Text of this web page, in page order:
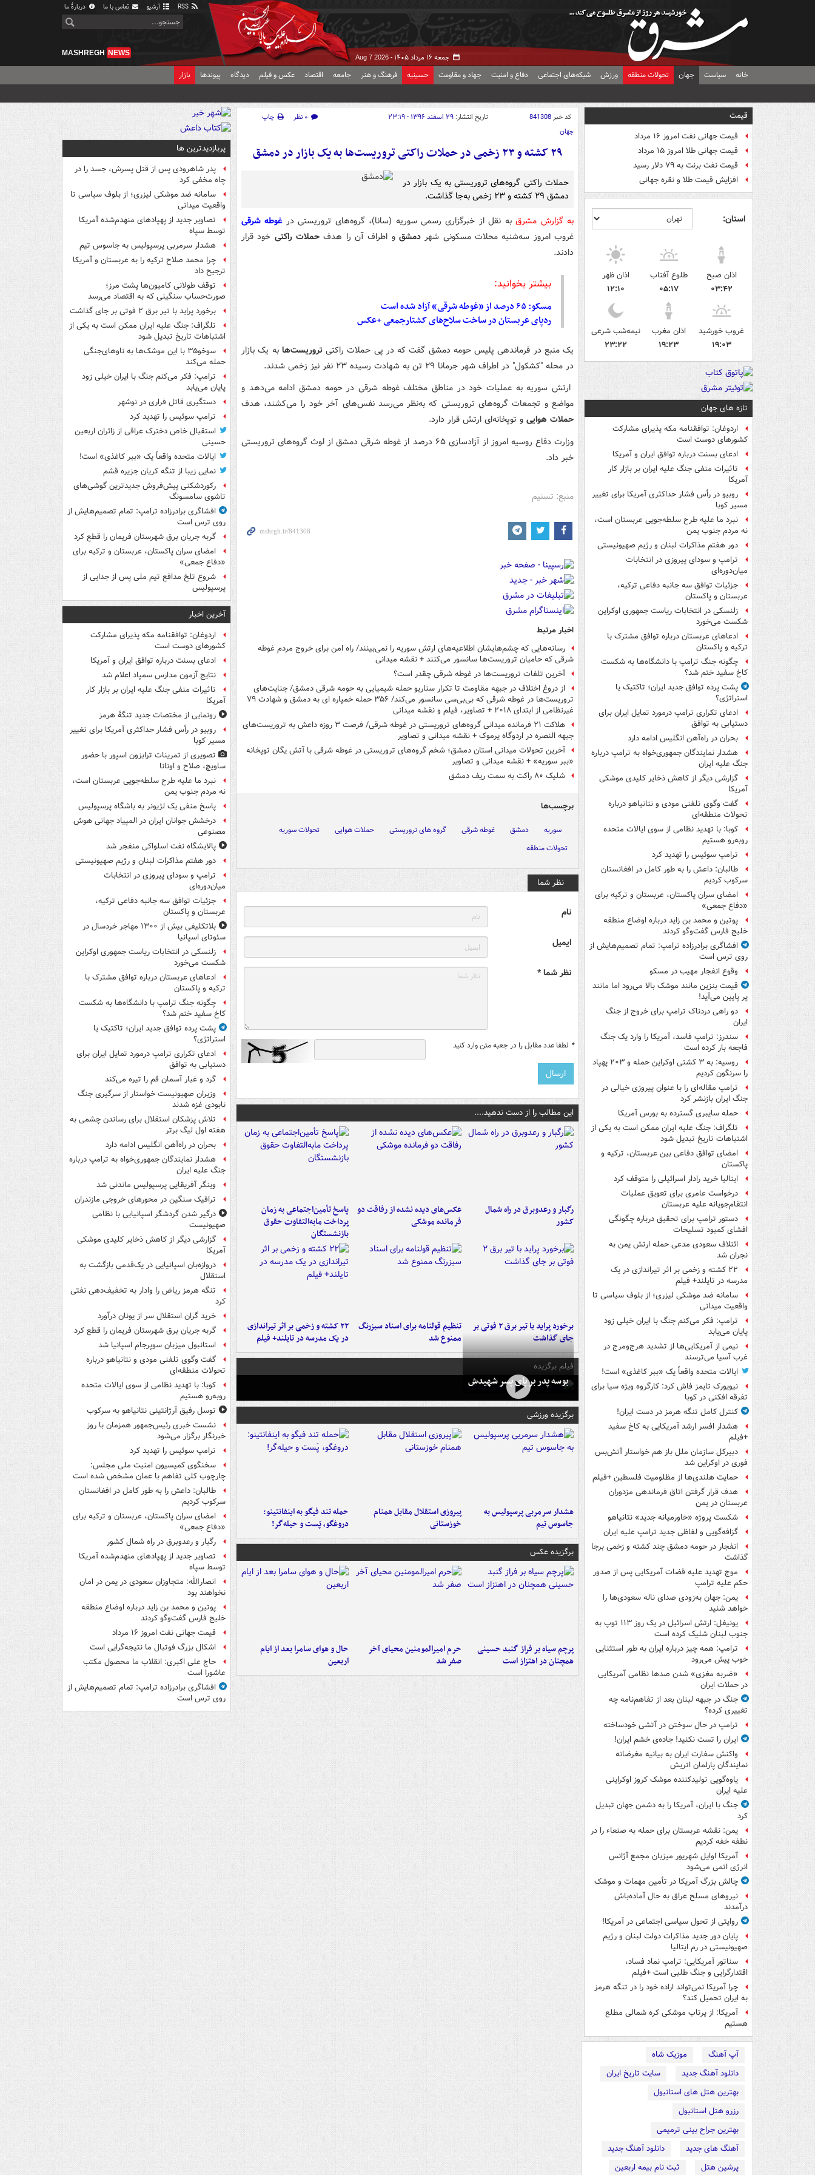
آرشیو تماس با ما دربارهٔ ما
جمعه ۱۶ مرداد ۱۴۰۵ - Aug 7 2026
MASHREGH NEWS
خانه سیاست جهان تحولات منطقه ورزش شبکه‌های اجتماعی دفاع و امنیت جهاد و مقاومت حسینیه فرهنگ و هنر جامعه اقتصاد عکس و فیلم دیدگاه پیوندها بازار
قیمت
قیمت جهانی نفت امروز ۱۶ مرداد
قیمت جهانی طلا امروز ۱۵ مرداد
قیمت نفت برنت به ۷۹ دلار رسید
افزایش قیمت طلا و نقره جهانی
استان:
اذان صبح
۰۳:۴۲
طلوع آفتاب
۰۵:۱۷
اذان ظهر
۱۲:۱۰
غروب خورشید
۱۹:۰۳
اذان مغرب
۱۹:۲۳
نیمه‌شب شرعی
۲۳:۲۲
تازه های جهان
اردوغان: توافقنامه مکه پذیرای مشارکت
کشورهای دوست است
ادعای بسنت درباره توافق ایران و آمریکا
تاثیرات منفی جنگ علیه ایران بر بازار کار
آمریکا
روبیو در رأس فشار حداکثری آمریکا برای تغییر
مسیر کوبا
نبرد ما علیه طرح سلطه‌جویی عربستان است،
نه مردم جنوب یمن
دور هفتم مذاکرات لبنان و رژیم صهیونیستی
ترامپ و سودای پیروزی در انتخابات
میان‌دوره‌ای
جزئیات توافق سه جانبه دفاعی ترکیه،
عربستان و پاکستان
زلنسکی در انتخابات ریاست جمهوری اوکراین
شکست می‌خورد
ادعاهای عربستان درباره توافق مشترک با
ترکیه و پاکستان
چگونه جنگ ترامپ با دانشگاه‌ها به شکست
کاخ سفید ختم شد؟
پشت پرده توافق جدید ایران؛ تاکتیک یا
استراتژی؟
ادعای تکراری ترامپ درمورد تمایل ایران برای
دستیابی به توافق
بحران در راه‌آهن انگلیس ادامه دارد
هشدار نمایندگان جمهوری‌خواه به ترامپ درباره
جنگ علیه ایران
گزارشی دیگر از کاهش ذخایر کلیدی موشکی
آمریکا
گفت وگوی تلفنی مودی و نتانیاهو درباره
تحولات منطقه‌ای
کوبا: با تهدید نظامی از سوی ایالات متحده
روبه‌رو هستیم
ترامپ سوئیس را تهدید کرد
طالبان: داعش را به طور کامل در افغانستان
سرکوب کردیم
امضای سران پاکستان، عربستان و ترکیه برای
«دفاع جمعی»
پوتین و محمد بن زاید درباره اوضاع منطقه
خلیج فارس گفت‌وگو کردند
افشاگری برادرزاده ترامپ: تمام تصمیم‌هایش از
روی ترس است
وقوع انفجار مهیب در مسکو
قیمت بنزین مانند موشک بالا می‌رود اما مانند
پر پایین می‌آید!
دو راهی دردناک ترامپ برای خروج از جنگ
ایران
سندرز: ترامپ فاسد، آمریکا را وارد یک جنگ
فاجعه بار کرده است
روسیه: به ۳ کشتی اوکراین حمله و ۲۰۳ پهپاد
را سرنگون کردیم
ترامپ مقاله‌ای را با عنوان پیروزی خیالی در
جنگ ایران بازنشر کرد
حمله سایبری گسترده به بورس آمریکا
تلگراف: جنگ علیه ایران ممکن است به یکی از
اشتباهات تاریخ تبدیل شود
امضای توافق دفاعی بین عربستان، ترکیه و
پاکستان
ایتالیا خرید رادار اسرائیلی را متوقف کرد
درخواست عامری برای تعویق عملیات
انتقام‌جویانه علیه عربستان
دستور ترامپ برای تحقیق درباره چگونگی
افشای کمبود تسلیحات
ائتلاف سعودی مدعی حمله ارتش یمن به
نجران شد
۲۲ کشته و زخمی بر اثر تیراندازی در یک
مدرسه در تایلند+ فیلم
سامانه ضد موشکی لیزری؛ از بلوف سیاسی تا
واقعیت میدانی
ترامپ: فکر می‌کنم جنگ با ایران خیلی زود
پایان می‌یابد
نیمی از آمریکایی‌ها از تشدید هرج‌ومرج در
غرب آسیا می‌ترسند
ایالات متحده واقعاً یک «ببر کاغذی» است!
نیویورک تایمز فاش کرد: کارگروه ویژه سیا برای
تفرقه افکنی در کوبا
کنترل کامل تنگه هرمز در دست ایران!
هشدار افسر ارشد آمریکایی به کاخ سفید
+فیلم
دبیرکل سازمان ملل باز هم خواستار آتش‌بس
فوری در اوکراین شد
حمایت هلندی‌ها از مظلومیت فلسطین +فیلم
هدف قرار گرفتن اتاق‌ فرماندهی مزدوران
عربستان در یمن
شکست پروژه «خاورمیانه جدید» نتانیاهو
گزافه‌گویی و لفاظی جدید ترامپ علیه ایران
انفجار در حومه دمشق چند کشته و زخمی برجا
گذاشت
موج تهدید علیه قضات آمریکایی پس از صدور
حکم علیه ترامپ
یمن: جهان به‌زودی صدای ناله سعودی‌ها را
خواهد شنید
یونیفل: ارتش اسرائیل در یک روز ۱۱۳ توپ به
جنوب لبنان شلیک کرده است
ترامپ: همه چیز درباره ایران به طور استثنایی
خوب پیش می‌رود
«ضربه مغزی» شدن صدها نظامی آمریکایی
در حملات ایران
جنگ در جبهه لبنان بعد از تفاهم‌نامه چه
تغییری کرده؟
ترامپ در حال سوختن در آتشی خودساخته
ایران را تست نکنید! جاده‌ی خشم ایران!
واکنش سفارت ایران به بیانیه مغرضانه
نمایندگان پارلمان اتریش
یاوه‌گویی تولیدکننده موشک کروز اوکراینی
علیه ایران
جنگ با ایران، آمریکا را به دشمن جهان تبدیل
کرد
یمن: نقشه عربستان برای حمله به صنعاء را در
نطفه خفه کردیم
آمریکا اوایل شهریور میزبان مجمع آژانس
انرژی اتمی می‌شود
چالش بزرگ آمریکا در تأمین مهمات و موشک
نیروهای مسلح عراق به حال آماده‌باش
درآمدند
روایتی از تحول سیاسی اجتماعی در آمریکا!
پایان دور جدید مذاکرات دولت لبنان و رژیم
صهیونیستی در رم ایتالیا
سناتور آمریکایی: ترامپ نماد فساد،
اقتدارگرایی و جنگ طلبی است +فیلم
چرا آمریکا نمی‌تواند اراده خود را در تنگه هرمز
به ایران تحمیل کند؟
آمریکا: از پرتاب موشکی کره شمالی مطلع
هستیم
آپ آهنگ
موزیک شاه
دانلود آهنگ جدید
سایت تاریخ ایران
بهترین هتل های استانبول
رزرو هتل استانبول
بهترین جراح بینی ترمیمی
آهنگ های جدید
دانلود آهنگ جدید
پرشین هتل
ثبت نام بیمه اربعین
کد خبر841308 تاریخ انتشار: ۲۹ اسفند ۱۳۹۶ - ۲۳:۱۹ ۰ نظر
چاپ
جهان
۲۹ کشته و ۲۳ زخمی در حملات راکتی تروریست‌ها به یک بازار در دمشق
حملات راکتی گروه‌های تروریستی به یک بازار در
دمشق ۲۹ کشته و ۲۳ زخمی به‌جا گذاشت.
به گزارش مشرقبه نقل از خبرگزاری رسمی سوریه (سانا)، گروه‌های تروریستی در غوطه شرقی
غروب امروز سه‌شنبه محلات مسکونی شهر دمشقو اطراف آن را هدف حملات راکتی خود قرار
دادند.
بیشتر بخوانید:
مسکو: ۶۵ درصد از «غوطه شرقی» آزاد شده است
ردپای عربستان در ساخت سلاح‌های کشتارجمعی +عکس
یک منبع در فرماندهی پلیس حومه دمشق گفت که در پی حملات راکتی تروریست‌هابه یک بازار
در محله "کشکول" در اطراف شهر جرمانا ۲۹ تن به شهادت رسیده ۲۳ نفر نیز زخمی شدند.
ارتش سوریه به عملیات خود در مناطق مختلف غوطه شرقی در حومه دمشق ادامه می‌دهد و
مواضع و تجمعات گروه‌های تروریستی که به‌نظر می‌رسد نفس‌های آخر خود را می‌کشند، هدف
حملات هوایی و توپخانه‌ای ارتش قرار دارد.
وزارت دفاع روسیه امروز از آزادسازی ۶۵ درصد از غوطه شرقی دمشق از لوث گروه‌های تروریستی
خبر داد.
منبع: تسنیم
اخبار مرتبط
رسانه‌هایی که چشم‌هایشان اطلاعیه‌های ارتش سوریه را نمی‌بینند/ راه امن برای خروج مردم غوطه
شرقی که حامیان تروریست‌ها سانسور می‌کنند + نقشه میدانی
آخرین تلفات تروریست‌ها در غوطه شرقی چقدر است؟
از دروغ اختلاف در جبهه مقاومت تا تکرار سناریو حمله شیمیایی به حومه شرقی دمشق/ جنایت‌های
تروریست‌ها در غوطه شرقی که بی‌بی‌سی سانسور می‌کند/ ۳۵۶ حمله خمپاره ای به دمشق و شهادت ۷۹
غیرنظامی از ابتدای ۲۰۱۸ + تصاویر، فیلم و نقشه میدانی
هلاکت ۲۱ فرمانده میدانی گروه‌های تروریستی در غوطه شرقی/ فرصت ۳ روزه داعش به تروریست‌های
جبهه النصره در اردوگاه یرموک + نقشه میدانی و تصاویر
آخرین تحولات میدانی استان دمشق؛ شخم گروه‌های تروریستی در غوطه شرقی با آتش یگان توپخانه
«ببر سوریه» + نقشه میدانی و تصاویر
شلیک ۸۰ راکت به سمت ریف دمشق
برچسب‌ها
سوریه دمشق غوطه شرقی گروه های تروریستی حملات هوایی
تحولات سوریه
تحولات منطقه
نظر شما
نام
ایمیل
نظر شما *
* لطفا عدد مقابل را در جعبه متن وارد کنید
این مطالب را از دست ندهید....
رگبار و رعدوبرق در راه شمال
کشور
عکس‌های دیده نشده از رفاقت دو
فرمانده‌ موشکی
پاسخ تأمین‌اجتماعی به زمان
پرداخت مابه‌التفاوت حقوق
بازنشستگان
برخورد پراید با تیر برق ۲ فوتی بر
جای گذاشت
تنظیم قولنامه برای اسناد سبزرنگ
ممنوع شد
۲۲ کشته و زخمی بر اثر تیراندازی
در یک مدرسه در تایلند+ فیلم
فیلم برگزیده
بوسه‌ پدر بر پای پسر شهیدش
برگزیده ورزشی
هشدار سرمربی پرسپولیس به
جاسوس تیم
پیروزی استقلال مقابل همنام
خوزستانی
حمله تند فیگو به اینفانتینو:
دروغگو، پَست‌ و حیله‌گر!
برگزیده عکس
پرچم سیاه بر فراز گنبد حسینی
همچنان در اهتزاز است
حرم امیرالمومنین محیای آخر
صفر شد
حال و هوای سامرا بعد از ایام
اربعین
پربازدیدترین ها
پدر شاهرودی پس از قتل پسرش، جسد را در
چاه مخفی کرد
سامانه ضد موشکی لیزری؛ از بلوف سیاسی تا
واقعیت میدانی
تصاویر جدید از پهپادهای منهدم‌شده آمریکا
توسط سپاه
هشدار سرمربی پرسپولیس به جاسوس تیم
چرا محمد صلاح ترکیه را به عربستان و آمریکا
ترجیح داد
توقف طولانی کامیون‌ها پشت مرز؛
صورت‌حساب سنگینی که به اقتصاد می‌رسد
برخورد پراید با تیر برق ۲ فوتی بر جای گذاشت
تلگراف: جنگ علیه ایران ممکن است به یکی از
اشتباهات تاریخ تبدیل شود
سوخو۳۵ با این موشک‌ها به ناوهای‌جنگی
حمله می‌کند
ترامپ: فکر می‌کنم جنگ با ایران خیلی زود
پایان می‌یابد
دستگیری قاتل فراری در نوشهر
ترامپ سوئیس را تهدید کرد
استقبال خاص دخترک عراقی از زائران اربعین
حسینی
ایالات متحده واقعاً یک «ببر کاغذی» است!
نمایی زیبا از تنگه کریان جزیره قشم
رکوردشکنی پیش‌فروش جدیدترین گوشی‌های
تاشوی سامسونگ
افشاگری برادرزاده ترامپ: تمام تصمیم‌هایش از
روی ترس است
گربه جریان برق شهرستان فریمان را قطع کرد
امضای سران پاکستان، عربستان و ترکیه برای
«دفاع جمعی»
شروع تلخ مدافع تیم ملی پس از جدایی از
پرسپولیس
آخرین اخبار
اردوغان: توافقنامه مکه پذیرای مشارکت
کشورهای دوست است
ادعای بسنت درباره توافق ایران و آمریکا
نتایج آزمون مدارس سمپاد اعلام شد
تاثیرات منفی جنگ علیه ایران بر بازار کار
آمریکا
رونمایی از مختصات جدید تنگۀ هرمز
روبیو در رأس فشار حداکثری آمریکا برای تغییر
مسیر کوبا
تصویری از تمرینات ترابزون اسپور با حضور
ساویچ، صلاح و اونانا
نبرد ما علیه طرح سلطه‌جویی عربستان است،
نه مردم جنوب یمن
پاسخ منفی یک لژیونر به باشگاه پرسپولیس
درخشش جوانان ایران در المپیاد جهانی هوش
مصنوعی
پالایشگاه نفت اسلواکی منفجر شد
دور هفتم مذاکرات لبنان و رژیم صهیونیستی
ترامپ و سودای پیروزی در انتخابات
میان‌دوره‌ای
جزئیات توافق سه جانبه دفاعی ترکیه،
عربستان و پاکستان
بلاتکلیفی بیش از ۱۳۰۰ مهاجر خردسال در
سئوتای اسپانیا
زلنسکی در انتخابات ریاست جمهوری اوکراین
شکست می‌خورد
ادعاهای عربستان درباره توافق مشترک با
ترکیه و پاکستان
چگونه جنگ ترامپ با دانشگاه‌ها به شکست
کاخ سفید ختم شد؟
پشت پرده توافق جدید ایران؛ تاکتیک یا
استراتژی؟
ادعای تکراری ترامپ درمورد تمایل ایران برای
دستیابی به توافق
گرد و غبار آسمان قم را تیره می‌کند
وزیران صهیونیست خواستار از سرگیری جنگ
نابودی غزه شدند
تلاش پزشکان استقلال برای رساندن چشمی به
هفته اول لیگ برتر
بحران در راه‌آهن انگلیس ادامه دارد
هشدار نمایندگان جمهوری‌خواه به ترامپ درباره
جنگ علیه ایران
وینگر آفریقایی پرسپولیس ماندنی شد
ترافیک سنگین در محورهای خروجی مازندران
درگیر شدن گردشگر اسپانیایی با نظامی
صهیونیست
گزارشی دیگر از کاهش ذخایر کلیدی موشکی
آمریکا
دروازه‌بان اسپانیایی در یک‌قدمی بازگشت به
استقلال
تنگه هرمز ریاض را وادار به تخفیف‌دهی نفتی
کرد
خرید گران استقلال سر از یونان درآورد
گربه جریان برق شهرستان فریمان را قطع کرد
استانبول میزبان سوپرجام اسپانیا شد
گفت وگوی تلفنی مودی و نتانیاهو درباره
تحولات منطقه‌ای
کوبا: با تهدید نظامی از سوی ایالات متحده
روبه‌رو هستیم
توسل رفیق آرژانتینی نتانیاهو به سرکوب
نشست خبری رئیس‌جمهور همزمان با روز
خبرنگار برگزار می‌شود
ترامپ سوئیس را تهدید کرد
سخنگوی کمیسیون امنیت ملی مجلس:
چارچوب کلی تفاهم با عمان مشخص شده است
طالبان: داعش را به طور کامل در افغانستان
سرکوب کردیم
امضای سران پاکستان، عربستان و ترکیه برای
«دفاع جمعی»
رگبار و رعدوبرق در راه شمال کشور
تصاویر جدید از پهپادهای منهدم‌شده آمریکا
توسط سپاه
انصارالله: متجاوزان سعودی در یمن در امان
نخواهند بود
پوتین و محمد بن زاید درباره اوضاع منطقه
خلیج فارس گفت‌وگو کردند
قیمت جهانی نفت امروز ۱۶ مرداد
اشکال بزرگ فوتبال ما نتیجه‌گرایی است
حاج علی اکبری: انقلاب ما محصول مکتب
عاشورا است
افشاگری برادرزاده ترامپ: تمام تصمیم‌هایش از
روی ترس است